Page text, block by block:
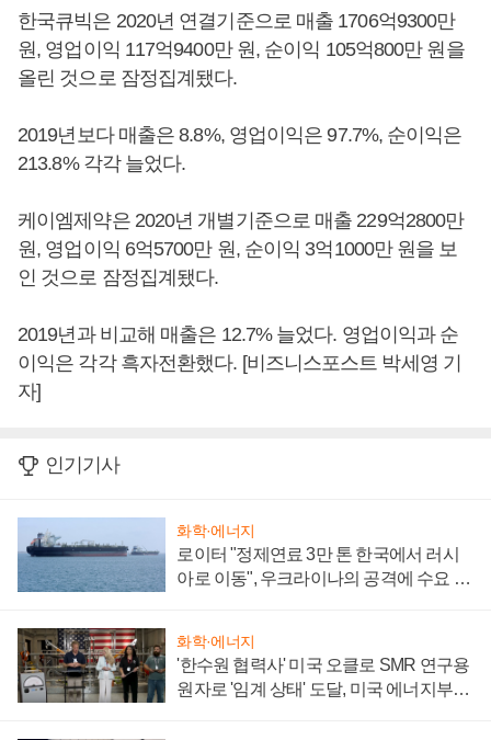
한국큐빅은 2020년 연결기준으로 매출 1706억9300만
원, 영업이익 117억9400만 원, 순이익 105억800만 원을
올린 것으로 잠정집계됐다.
2019년보다 매출은 8.8%, 영업이익은 97.7%, 순이익은
213.8% 각각 늘었다.
케이엠제약은 2020년 개별기준으로 매출 229억2800만
원, 영업이익 6억5700만 원, 순이익 3억1000만 원을 보
인 것으로 잠정집계됐다.
2019년과 비교해 매출은 12.7% 늘었다. 영업이익과 순
이익은 각각 흑자전환했다. [비즈니스포스트 박세영 기
자]
인기기사
화학·에너지
로이터 "정제연료 3만 톤 한국에서 러시
아로 이동", 우크라이나의 공격에 수요 늘
화학·에너지
'한수원 협력사' 미국 오클로 SMR 연구용
원자로 '임계 상태' 도달, 미국 에너지부